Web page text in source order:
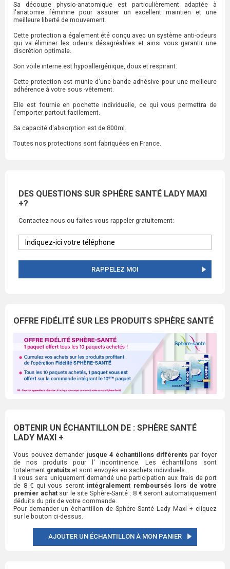
Sa découpe physio-anatomique est particulièrement adaptée à
l'anatomie féminine pour assurer un excellent maintien et une
meilleure liberté de mouvement.
Cette protection a également été conçu avec un système anti-odeurs
qui va éliminer les odeurs désagréables et ainsi vous garantir une
discrétion optimale.
Son voile interne est hypoallergénique, doux et respirant.
Cette protection est munie d'une bande adhésive pour une meilleure
adhérence à votre sous -vêtement.
Elle est fournie en pochette individuelle, ce qui vous permettra de
l'emporter partout facilement.
Sa capacité d'absorption est de 800ml.
Toutes nos protections sont fabriquées en France.
DES QUESTIONS SUR SPHÈRE SANTÉ LADY MAXI
+?
Contactez-nous ou faites vous rappeler gratuitement:
RAPPELEZ MOI
OFFRE FIDÉLITÉ SUR LES PRODUITS SPHÈRE SANTÉ
OBTENIR UN ÉCHANTILLON DE : SPHÈRE SANTÉ
LADY MAXI +
Vous pouvez demander jusque 4 échantillons différents par foyer
de nos produits pour l' incontinence. Les échantillons sont
totalement gratuits et sont envoyés en sachets individuels.
Il vous sera uniquement demandé une participation aux frais de port
de 8 € qui vous seront intégralement remboursés lors de votre
premier achatsur le site Sphère-Santé : 8 € seront automatiquement
déduits du prix de votre commande.
Pour demander un échantillon de Sphère Santé Lady Maxi + cliquez
sur le bouton ci-dessus.
AJOUTER UN ÉCHANTILLON À MON PANIER